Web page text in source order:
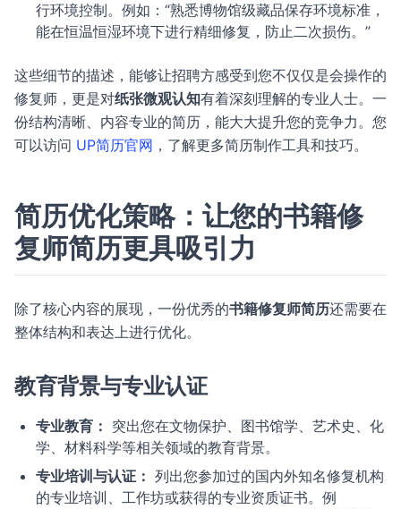
行环境控制。例如：“熟悉博物馆级藏品保存环境标准，
能在恒温恒湿环境下进行精细修复，防止二次损伤。”
这些细节的描述，能够让招聘方感受到您不仅仅是会操作的
修复师，更是对纸张微观认知有着深刻理解的专业人士。一
份结构清晰、内容专业的简历，能大大提升您的竞争力。您
可以访问 UP简历官网 ，了解更多简历制作工具和技巧。
简历优化策略：让您的书籍修
复师简历更具吸引力
除了核心内容的展现，一份优秀的书籍修复师简历还需要在
整体结构和表达上进行优化。
教育背景与专业认证
专业教育： 突出您在文物保护、图书馆学、艺术史、化
学、材料科学等相关领域的教育背景。
专业培训与认证： 列出您参加过的国内外知名修复机构
的专业培训、工作坊或获得的专业资质证书。例